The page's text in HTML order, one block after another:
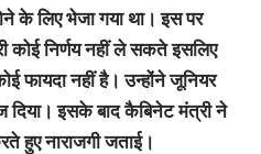
के लिए भेजा गया था। इस पर
कोई निर्णय नहीं ले सकते इसलिए
फायदा नहीं है। उन्होंने जूनियर
दिया। इसके बाद कैबिनेट मंत्री ने
हुए नाराजगी जताई।